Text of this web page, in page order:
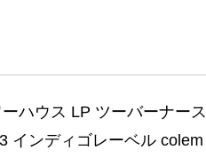
ハウス LP ツーバーナース
インディゴレーベル colem